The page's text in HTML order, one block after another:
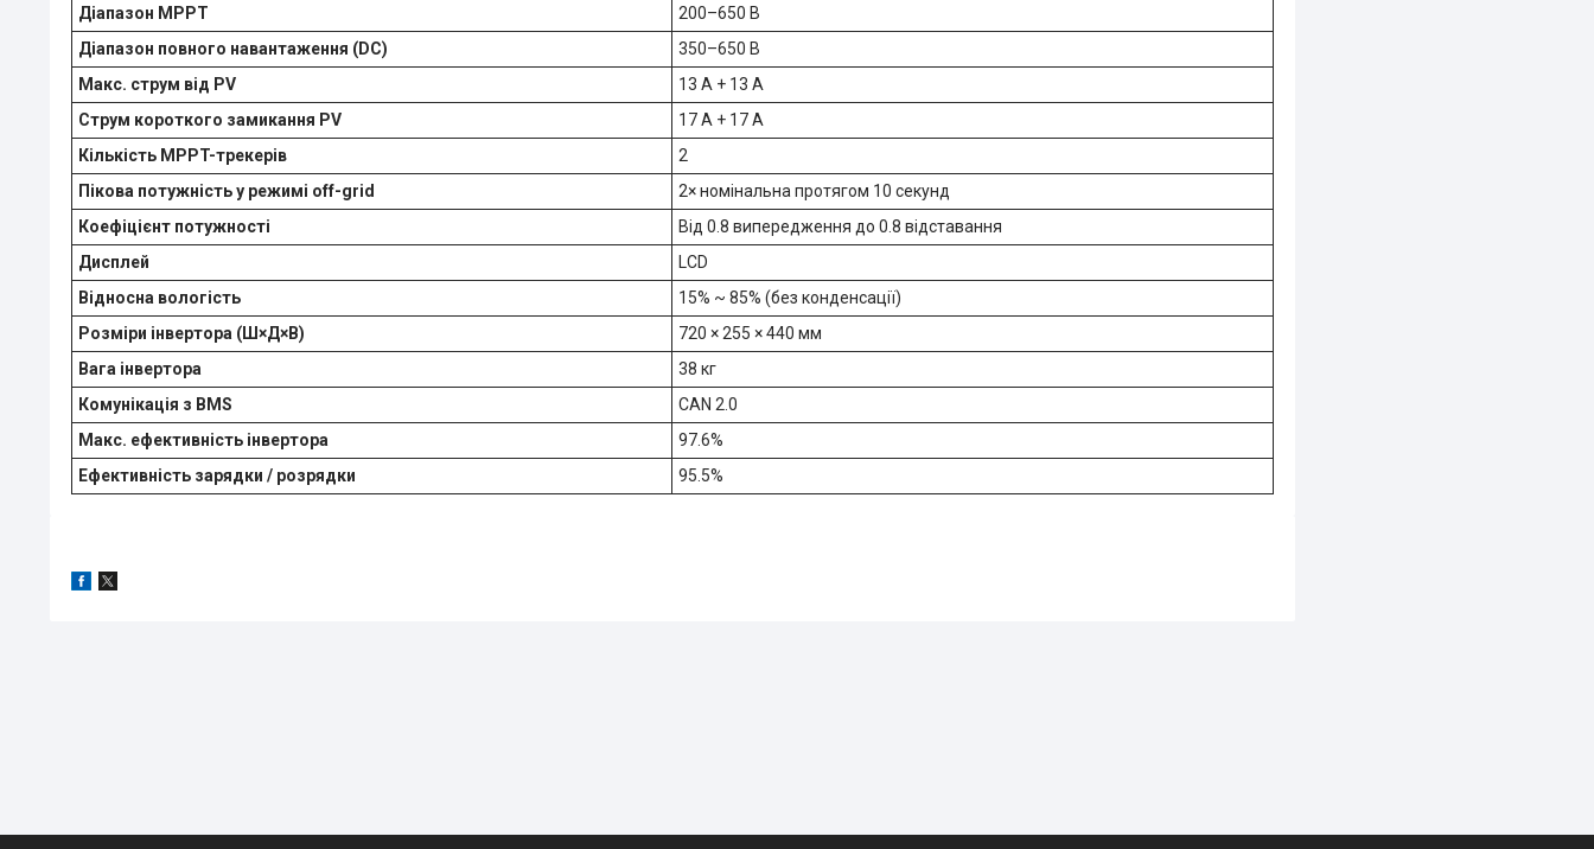
Діапазон MPPT
200–650 В
Діапазон повного навантаження (DC)
350–650 В
Макс. струм від PV
13 А + 13 А
Струм короткого замикання PV
17 А + 17 А
Кількість MPPT-трекерів
2
Пікова потужність у режимі off-grid
2× номінальна протягом 10 секунд
Коефіцієнт потужності
Від 0.8 випередження до 0.8 відставання
Дисплей
LCD
Відносна вологість
15% ~ 85% (без конденсації)
Розміри інвертора (Ш×Д×В)
720 × 255 × 440 мм
Вага інвертора
38 кг
Комунікація з BMS
CAN 2.0
Макс. ефективність інвертора
97.6%
Ефективність зарядки / розрядки
95.5%